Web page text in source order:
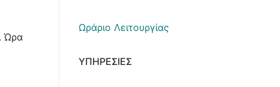
Ώρα
Ωράριο Λειτουργίας
ΥΠΗΡΕΣΊΕΣ